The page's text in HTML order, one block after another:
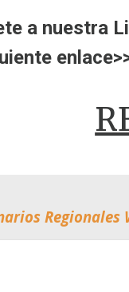
a nuestra
Regionales